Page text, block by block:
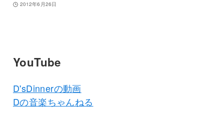
2012年6月26日
YouTube
D'sDinnerの動画
Dの音楽ちゃんねる